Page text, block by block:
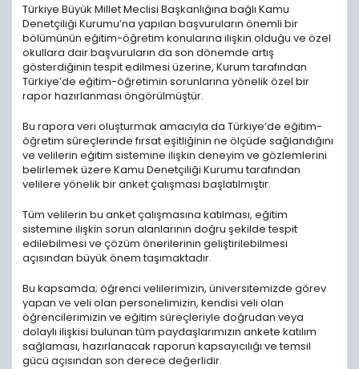
Türkiye Büyük Millet Meclisi Başkanlığına bağlı Kamu
Denetçiliği Kurumu’na yapılan başvuruların önemli bir
bölümünün eğitim-öğretim konularına ilişkin olduğu ve özel
okullara dair başvuruların da son dönemde artış
gösterdiğinin tespit edilmesi üzerine, Kurum tarafından
Türkiye’de eğitim-öğretimin sorunlarına yönelik özel bir
rapor hazırlanması öngörülmüştür.
Bu rapora veri oluşturmak amacıyla da Türkiye’de eğitim-
öğretim süreçlerinde fırsat eşitliğinin ne ölçüde sağlandığını
ve velilerin eğitim sistemine ilişkin deneyim ve gözlemlerini
belirlemek üzere Kamu Denetçiliği Kurumu tarafından
velilere yönelik bir anket çalışması başlatılmıştır.
Tüm velilerin bu anket çalışmasına katılması, eğitim
sistemine ilişkin sorun alanlarının doğru şekilde tespit
edilebilmesi ve çözüm önerilerinin geliştirilebilmesi
açısından büyük önem taşımaktadır.
Bu kapsamda; öğrenci velilerimizin, üniversitemizde görev
yapan ve veli olan personelimizin, kendisi veli olan
öğrencilerimizin ve eğitim süreçleriyle doğrudan veya
dolaylı ilişkisi bulunan tüm paydaşlarımızın ankete katılım
sağlaması, hazırlanacak raporun kapsayıcılığı ve temsil
gücü açısından son derece değerlidir.